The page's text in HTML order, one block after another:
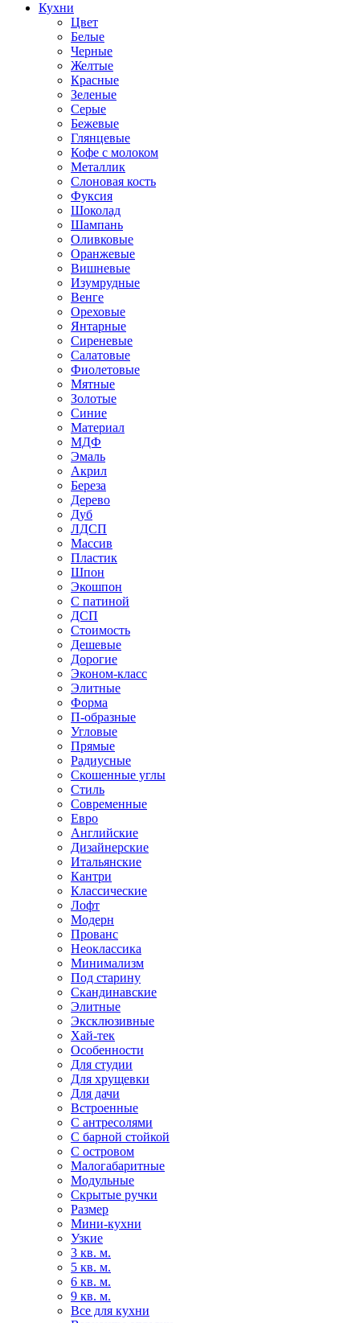
Кухни
Цвет
Белые
Черные
Желтые
Красные
Зеленые
Серые
Бежевые
Глянцевые
Кофе с молоком
Металлик
Слоновая кость
Фуксия
Шоколад
Шампань
Оливковые
Оранжевые
Вишневые
Изумрудные
Венге
Ореховые
Янтарные
Сиреневые
Салатовые
Фиолетовые
Мятные
Золотые
Синие
Материал
МДФ
Эмаль
Акрил
Береза
Дерево
Дуб
ЛДСП
Массив
Пластик
Шпон
Экошпон
С патиной
ДСП
Стоимость
Дешевые
Дорогие
Эконом-класс
Элитные
Форма
П-образные
Угловые
Прямые
Радиусные
Скошенные углы
Стиль
Современные
Евро
Английские
Дизайнерские
Итальянские
Кантри
Классические
Лофт
Модерн
Прованс
Неоклассика
Минимализм
Под старину
Скандинавские
Элитные
Эксклюзивные
Хай-тек
Особенности
Для студии
Для хрущевки
Для дачи
Встроенные
С антресолями
С барной стойкой
С островом
Малогабаритные
Модульные
Скрытые ручки
Размер
Мини-кухни
Узкие
3 кв. м.
5 кв. м.
6 кв. м.
9 кв. м.
Все для кухни